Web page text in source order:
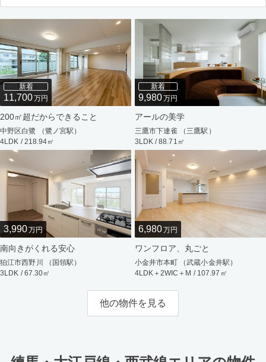
新着
11,700万円
200㎡超だからできること
中野区白鷺 （鷺ノ宮駅）
4LDK / 218.94㎡
新着
9,980万円
アールの美学
三鷹市下連雀 （三鷹駅）
3LDK / 88.71㎡
3,990万円
南向きがくれる安心
狛江市西野川 （国領駅）
3LDK / 67.30㎡
6,980万円
ワンフロア、丸ごと
小金井市本町 （武蔵小金井駅）
4LDK＋2WIC＋M / 107.97㎡
他の物件を見る